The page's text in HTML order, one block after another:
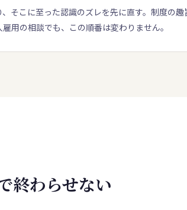
そこに至った認識のズレを先に直す。制度の
用の相談でも、この順番は変わりません。
終わらせない